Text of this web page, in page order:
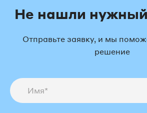
Не нашли нужный
Отправьте заявку, и мы
решение